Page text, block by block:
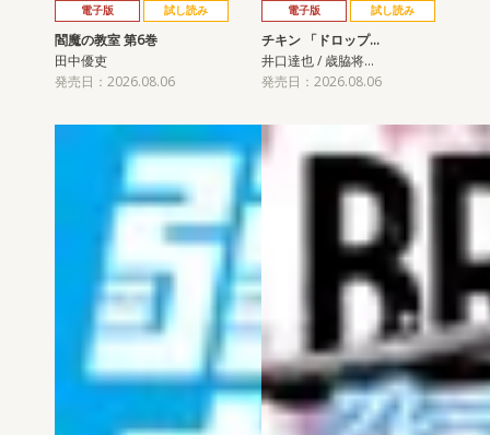
電子版 試し読み
閻魔の教室 第6巻
田中優吏
発売日：2026.08.06
電子版 試し読み
チキン 「ドロップ…
井口達也 / 歳脇将…
発売日：2026.08.06